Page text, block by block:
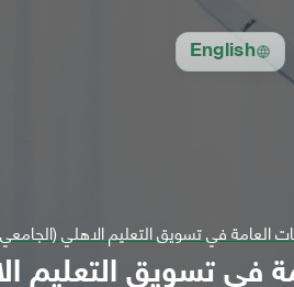
English
العامة في تسويق التعليم الاهلي
في تسويق التعليم